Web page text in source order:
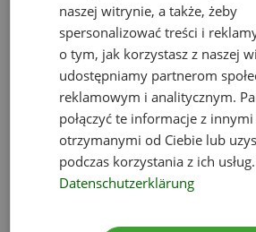
umfangreiche Fachkenntnisse
Erfahrungen (Case Studies) in
verfügen sowie über eine
einschlägiger
Häufig arbeiten wir in diesen
Interesse unserer Kunden mit
zusammen. Aufgrund der
vielschichtigen Natur von
naszej witrynie, a także, żeby
spersonalizować treści i
o tym, jak korzystasz z naszej
udostępniamy partnerom
reklamowym i analitycznym.
połączyć te informacje z
otrzymanymi od Ciebie lub
podczas korzystania z ich usług.
Datenschutzerklärung